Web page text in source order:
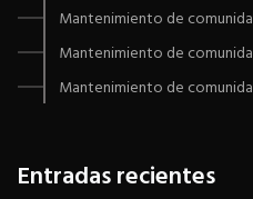
Mantenimiento de
Mantenimiento de
Mantenimiento de
Entradas recientes